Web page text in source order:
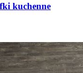
kuchenne